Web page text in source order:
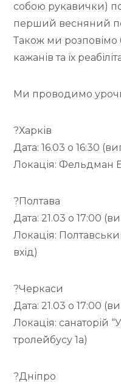
собою рукавички)
перший весняний
Також ми розповімо
кажанів та їх
Ми проводимо
?Харків
Дата: 16.03 о 16:30
Локація: Фельдман
?Полтава
Дата: 21.03 о 17:00
Локація:
вхід)
?Черкаси
Дата: 21.03 о 17:00
Локація: санаторій
тролейбусу 1а)
?Дніпро